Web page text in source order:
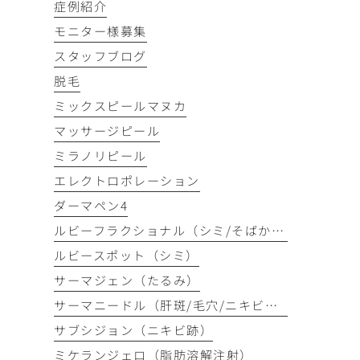
症例紹介
モニター様募集
スタッフブログ
脱毛
ミックスピールマヌカ
マッサージピール
ミラノリピール
エレクトロポレーション
ダーマペン4
ルビーフラクショナル（シミ/そばかす）
ルビースポット（シミ）
サーマジェン（たるみ）
サーマニードル（肝斑/毛穴/ニキビ跡）
サブシジョン（ニキビ跡）
ミケランジェロ（脂肪溶解注射）